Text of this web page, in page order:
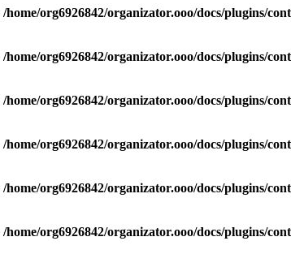
/home/org6926842/organizator.ooo/docs/plugins/
/home/org6926842/organizator.ooo/docs/plugins/
/home/org6926842/organizator.ooo/docs/plugins/
/home/org6926842/organizator.ooo/docs/plugins/
/home/org6926842/organizator.ooo/docs/plugins/
/home/org6926842/organizator.ooo/docs/plugins/